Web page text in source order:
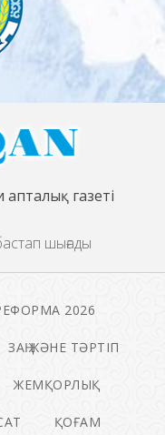
газеті
шығады
2026
ЗАҢ ЖӘНЕ ТӘРТІП
ЖЕМҚОРЛЫҚ
ҚОҒАМ